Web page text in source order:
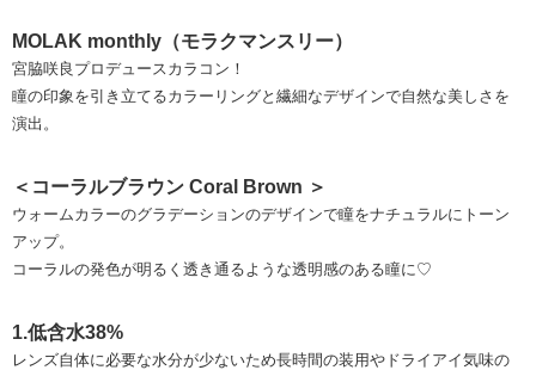
MOLAK monthly（モラクマンスリー）
宮脇咲良プロデュースカラコン！
瞳の印象を引き立てるカラーリングと繊細なデザインで自然な美しさを
演出。
＜コーラルブラウン Coral Brown ＞
ウォームカラーのグラデーションのデザインで瞳をナチュラルにトーン
アップ。
コーラルの発色が明るく透き通るような透明感のある瞳に♡
1.低含水38%
レンズ自体に必要な水分が少ないため長時間の装用やドライアイ気味の